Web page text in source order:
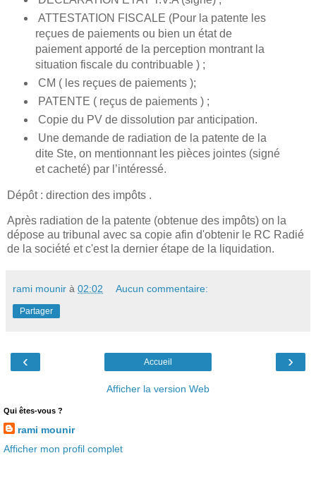
ATTESTATION FISCALE (Pour la patente les
reçues de paiements ou bien un état de
paiement apporté de la perception montrant la
situation fiscale du contribuable ) ;
CM ( les reçues de paiements );
PATENTE ( reçus de paiements ) ;
Copie du PV de dissolution par anticipation.
Une demande de radiation de la patente de la
dite Ste, on mentionnant les pièces jointes (signé
et cacheté) par l’intéressé.
Dépôt : direction des impôts .
Après radiation de la patente (obtenue des impôts) on la
dépose au tribunal avec sa copie afin d'obtenir le RC Radié
de la société et c'est la dernier étape de la liquidation.
rami mounir à 02:02 Aucun commentaire:
Partager
‹ ›
Accueil
Afficher la version Web
Qui êtes-vous ?
rami mounir
Afficher mon profil complet